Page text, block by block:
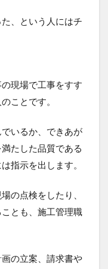
、という人にはチ
現場で工事をすす
ことです。
いるか、できあが
たした品質である
指示を出します。
の点検をしたり、
とも、施工管理職
の立案、請求書や